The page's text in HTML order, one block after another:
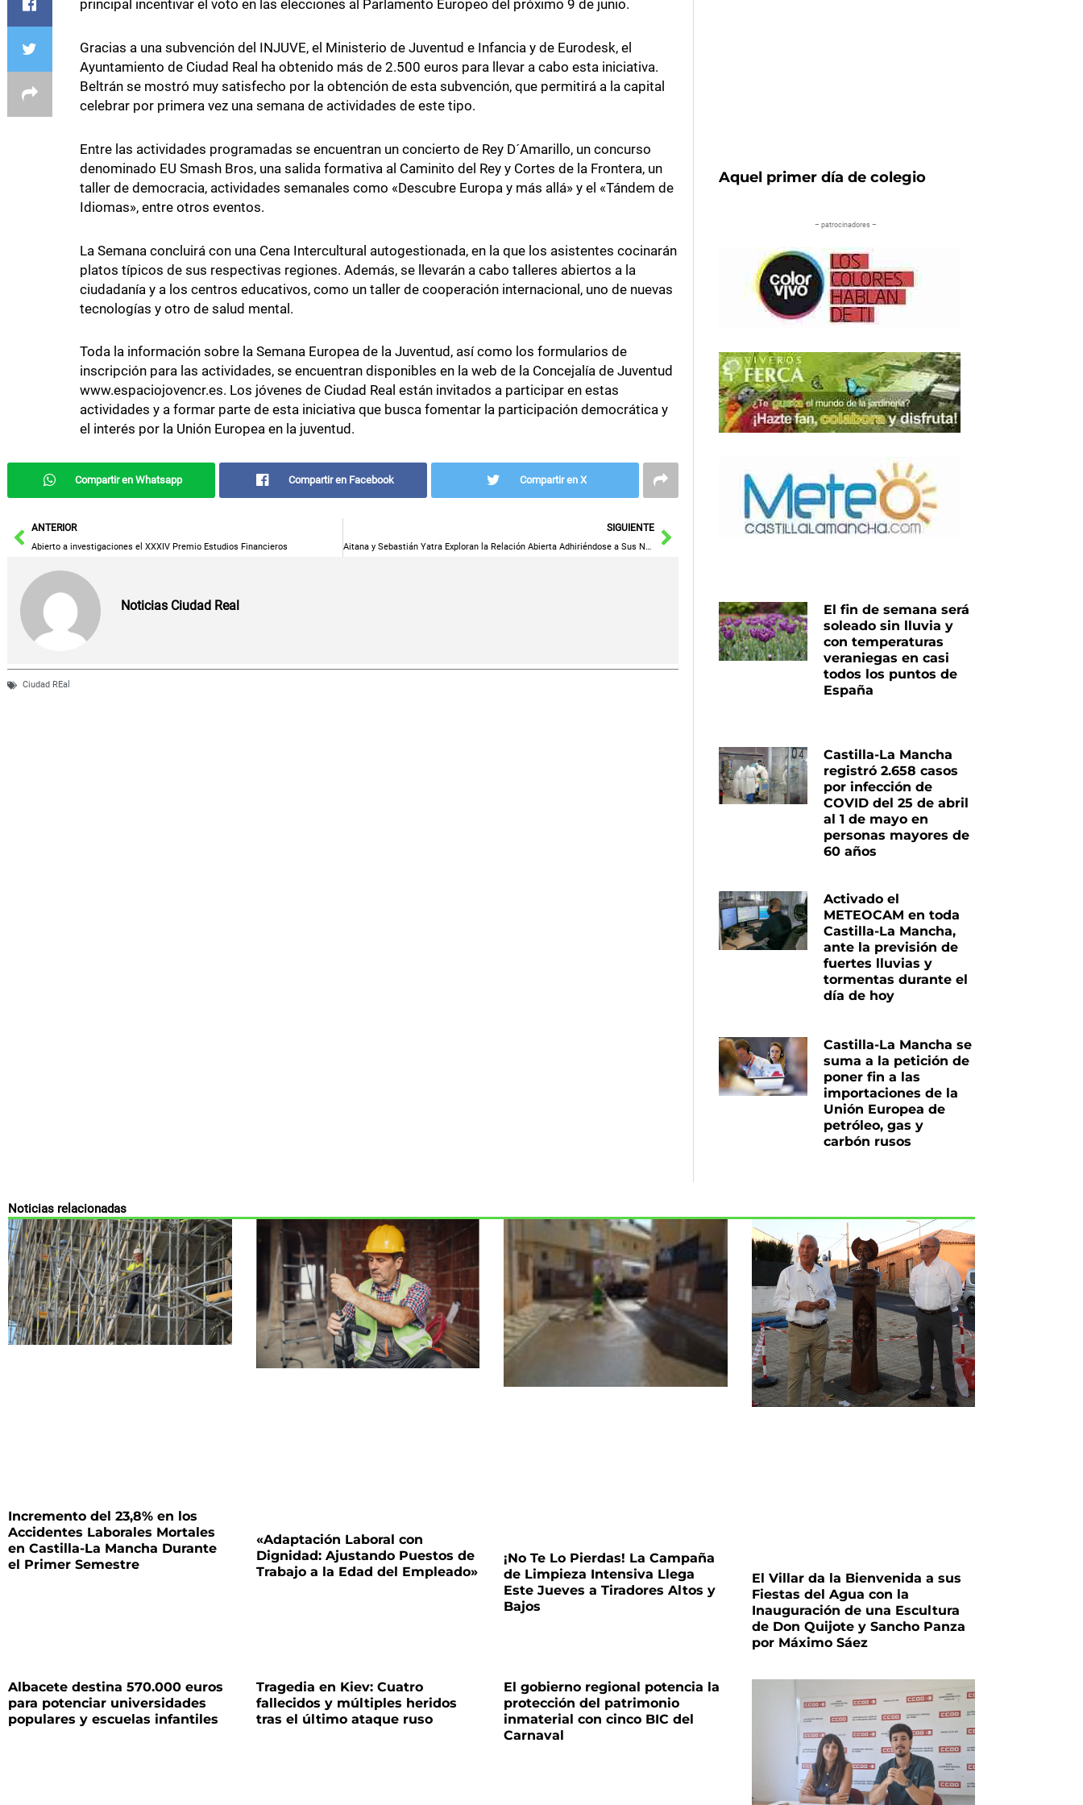
principal incentivar el voto en las elecciones al Parlamento Europeo del próximo 9 de junio.
Gracias a una subvención del INJUVE, el Ministerio de Juventud e Infancia y de Eurodesk, el
Ayuntamiento de Ciudad Real ha obtenido más de 2.500 euros para llevar a cabo esta iniciativa.
Beltrán se mostró muy satisfecho por la obtención de esta subvención, que permitirá a la capital
celebrar por primera vez una semana de actividades de este tipo.
Entre las actividades programadas se encuentran un concierto de Rey D´Amarillo, un concurso
denominado EU Smash Bros, una salida formativa al Caminito del Rey y Cortes de la Frontera, un
taller de democracia, actividades semanales como «Descubre Europa y más allá» y el «Tándem de
Idiomas», entre otros eventos.
La Semana concluirá con una Cena Intercultural autogestionada, en la que los asistentes cocinarán
platos típicos de sus respectivas regiones. Además, se llevarán a cabo talleres abiertos a la
ciudadanía y a los centros educativos, como un taller de cooperación internacional, uno de nuevas
tecnologías y otro de salud mental.
Toda la información sobre la Semana Europea de la Juventud, así como los formularios de
inscripción para las actividades, se encuentran disponibles en la web de la Concejalía de Juventud
www.espaciojovencr.es. Los jóvenes de Ciudad Real están invitados a participar en estas
actividades y a formar parte de esta iniciativa que busca fomentar la participación democrática y
el interés por la Unión Europea en la juventud.
Compartir en Whatsapp Compartir en Facebook Compartir en X
AntANTERIOR
Abierto a investigaciones el XXXIV Premio Estudios Financieros
SIGUIENTE
Aitana y Sebastián Yatra Exploran la Relación Abierta Adhiriéndose a Sus Normas
Siguiente
Noticias Ciudad Real
Ciudad REal
Aquel primer día de colegio
– patrocinadores –
El fin de semana será
soleado sin lluvia y
con temperaturas
veraniegas en casi
todos los puntos de
España
Castilla-La Mancha
registró 2.658 casos
por infección de
COVID del 25 de abril
al 1 de mayo en
personas mayores de
60 años
Activado el
METEOCAM en toda
Castilla-La Mancha,
ante la previsión de
fuertes lluvias y
tormentas durante el
día de hoy
Castilla-La Mancha se
suma a la petición de
poner fin a las
importaciones de la
Unión Europea de
petróleo, gas y
carbón rusos
Noticias relacionadas
Incremento del 23,8% en los
Accidentes Laborales Mortales
en Castilla-La Mancha Durante
el Primer Semestre
«Adaptación Laboral con
Dignidad: Ajustando Puestos de
Trabajo a la Edad del Empleado»
¡No Te Lo Pierdas! La Campaña
de Limpieza Intensiva Llega
Este Jueves a Tiradores Altos y
Bajos
El Villar da la Bienvenida a sus
Fiestas del Agua con la
Inauguración de una Escultura
de Don Quijote y Sancho Panza
por Máximo Sáez
Albacete destina 570.000 euros
para potenciar universidades
populares y escuelas infantiles
Tragedia en Kiev: Cuatro
fallecidos y múltiples heridos
tras el último ataque ruso
El gobierno regional potencia la
protección del patrimonio
inmaterial con cinco BIC del
Carnaval